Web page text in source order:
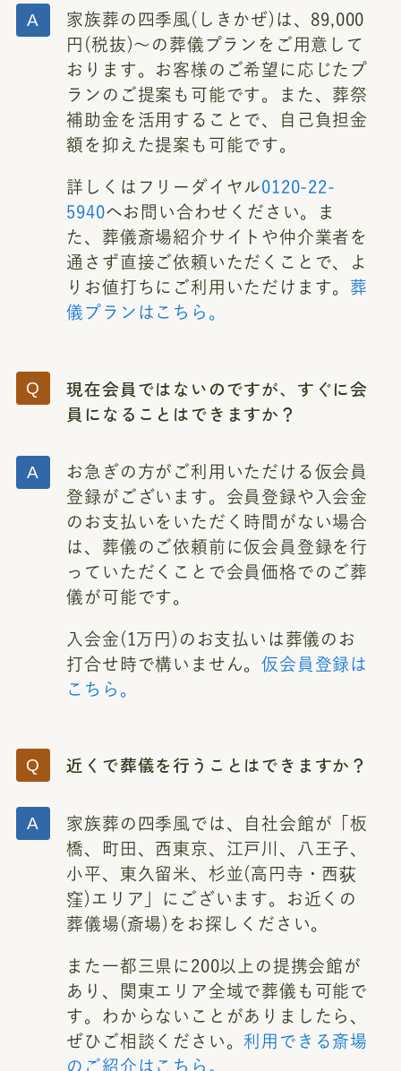
家族葬の四季風(しきかぜ)は、89,000
円(税抜)～の葬儀プランをご用意して
おります。お客様のご希望に応じたプ
ランのご提案も可能です。また、葬祭
補助金を活用することで、自己負担金
額を抑えた提案も可能です。
詳しくはフリーダイヤル0120-22-
5940へお問い合わせください。ま
た、葬儀斎場紹介サイトや仲介業者を
通さず直接ご依頼いただくことで、よ
りお値打ちにご利用いただけます。 葬
儀プランはこちら。
現在会員ではないのですが、すぐに会
員になることはできますか？
お急ぎの方がご利用いただける仮会員
登録がございます。会員登録や入会金
のお支払いをいただく時間がない場合
は、葬儀のご依頼前に仮会員登録を行
っていただくことで会員価格でのご葬
儀が可能です。
入会金(1万円)のお支払いは葬儀のお
打合せ時で構いません。仮会員登録は
こちら。
近くで葬儀を行うことはできますか？
家族葬の四季風では、自社会館が「板
橋、町田、西東京、江戸川、八王子、
小平、東久留米、杉並(高円寺・西荻
窪)エリア」にございます。お近くの
葬儀場(斎場)をお探しください。
また一都三県に200以上の提携会館が
あり、関東エリア全域で葬儀も可能で
す。わからないことがありましたら、
ぜひご相談ください。利用できる斎場
のご紹介はこちら。